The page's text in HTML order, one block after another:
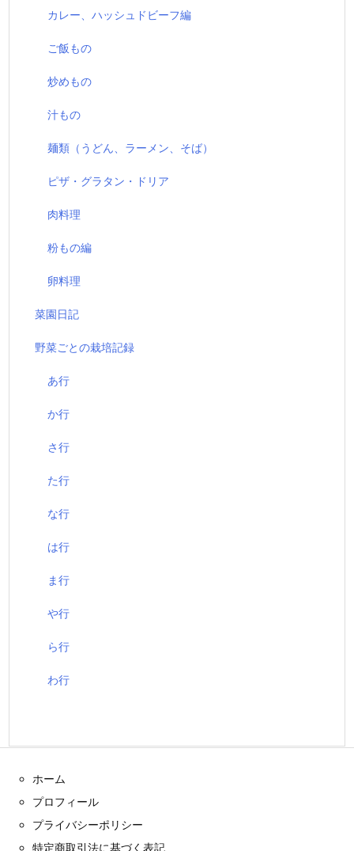
カレー、ハッシュドビーフ編
ご飯もの
炒めもの
汁もの
麺類（うどん、ラーメン、そば）
ピザ・グラタン・ドリア
肉料理
粉もの編
卵料理
菜園日記
野菜ごとの栽培記録
あ行
か行
さ行
た行
な行
は行
ま行
や行
ら行
わ行
ホーム
プロフィール
プライバシーポリシー
特定商取引法に基づく表記